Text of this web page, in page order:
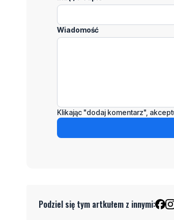
Wiadomość
Klikając "dodaj komentarz",
Podziel się tym artkułem z innymi: